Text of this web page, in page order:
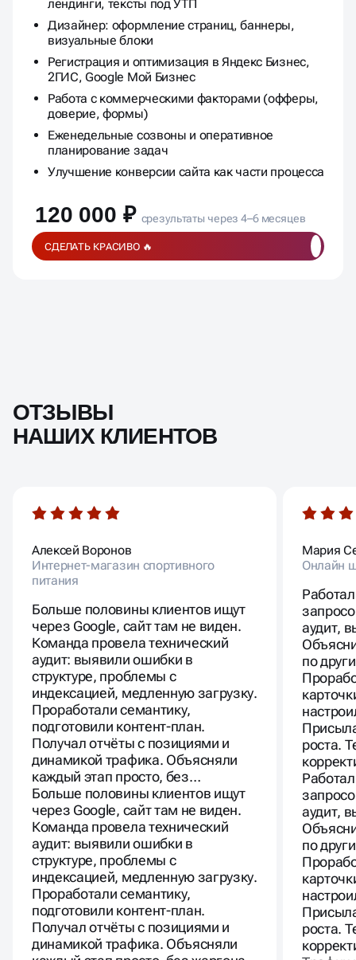
Доп. копирайтер: расширение семантики,
лендинги, тексты под УТП
Дизайнер: оформление страниц, баннеры,
визуальные блоки
Регистрация и оптимизация в Яндекс Бизнес,
2ГИС, Google Мой Бизнес
Работа с коммерческими факторами (офферы,
доверие, формы)
Еженедельные созвоны и оперативное
планирование задач
120 000 ₽ срезультаты через 4–6 месяцев
ОТЗЫВЫ
Алексей Воронов
Интернет-магазин спортивного
питания
Больше половины клиентов ищут
через Google, сайт там не виден.
Команда провела технический
аудит: выявили ошибки в
структуре, проблемы с
индексацией, медленную загрузку.
Проработали семантику,
подготовили контент-план.
Получал отчёты с позициями и
динамикой трафика. Объясняли
каждый этап просто, без…
Больше половины клиентов ищут
через Google, сайт там не виден.
Команда провела технический
аудит: выявили ошибки в
структуре, проблемы с
индексацией, медленную загрузку.
Проработали семантику,
подготовили контент-план.
Получал отчёты с позициями и
Мария
Онлайн
аудит,
по
роста.
аудит,
по
роста.